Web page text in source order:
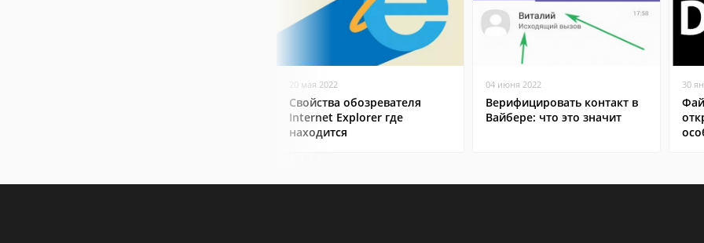
20 мая 2022
Свойства обозревателя
Internet Explorer где
находится
04 июня 2022
Верифицировать контакт в
Вайбере: что это значит
30